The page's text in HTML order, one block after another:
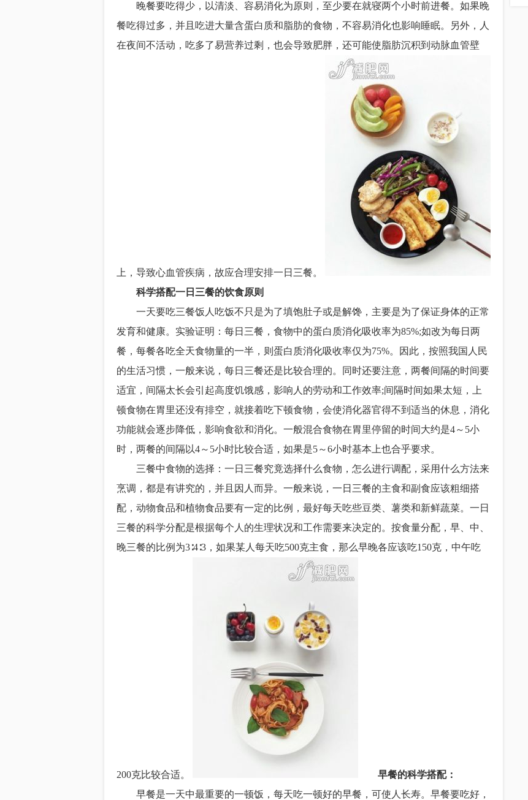
晚餐要吃得少，以清淡、容易消化为原则，至少要在就寝两个小时前进餐。如果晚
餐吃得过多，并且吃进大量含蛋白质和脂肪的食物，不容易消化也影响睡眠。另外，人
在夜间不活动，吃多了易营养过剩，也会导致肥胖，还可能使脂肪沉积到动脉血管壁
上，导致心血管疾病，故应合理安排一日三餐。
科学搭配一日三餐的饮食原则
一天要吃三餐饭人吃饭不只是为了填饱肚子或是解馋，主要是为了保证身体的正常
发育和健康。实验证明：每日三餐，食物中的蛋白质消化吸收率为85%;如改为每日两
餐，每餐各吃全天食物量的一半，则蛋白质消化吸收率仅为75%。因此，按照我国人民
的生活习惯，一般来说，每日三餐还是比较合理的。同时还要注意，两餐间隔的时间要
适宜，间隔太长会引起高度饥饿感，影响人的劳动和工作效率;间隔时间如果太短，上
顿食物在胃里还没有排空，就接着吃下顿食物，会使消化器官得不到适当的休息，消化
功能就会逐步降低，影响食欲和消化。一般混合食物在胃里停留的时间大约是4～5小
时，两餐的间隔以4～5小时比较合适，如果是5～6小时基本上也合乎要求。
三餐中食物的选择：一日三餐究竟选择什么食物，怎么进行调配，采用什么方法来
烹调，都是有讲究的，并且因人而异。一般来说，一日三餐的主食和副食应该粗细搭
配，动物食品和植物食品要有一定的比例，最好每天吃些豆类、薯类和新鲜蔬菜。一日
三餐的科学分配是根据每个人的生理状况和工作需要来决定的。按食量分配，早、中、
晚三餐的比例为3∶4∶3，如果某人每天吃500克主食，那么早晚各应该吃150克，中午吃
200克比较合适。
早餐的科学搭配：
早餐是一天中最重要的一顿饭，每天吃一顿好的早餐，可使人长寿。早餐要吃好，